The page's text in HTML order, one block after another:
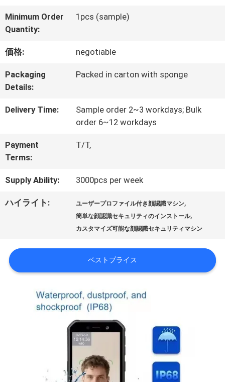
つ
い
て
工
旅
行
管
理
Minimum Order
Quantity:
1pcs (sample)
価格: negotiable
Packaging
Details:
Packed in carton with sponge
Delivery Time:
Sample order 2~3 workdays; Bulk
order 6~12 workdays
Payment
Terms:
T/T,
Supply Ability: 3000pcs per week
ハイライト: ユーザープロファイル付き顔認識マシン,
簡単な顔認識セキュリティのインストール,
カスタマイズ可能な顔認識セキュリティマシン
ベストプライス